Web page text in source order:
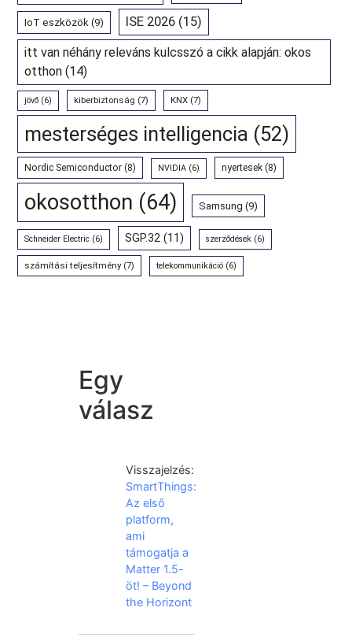
IoT eszközök (9) ISE 2026 (15)
itt van néhány releváns kulcsszó a cikk alapján: okos
otthon (14)
jövő (6) kiberbiztonság (7) KNX (7)
mesterséges intelligencia (52)
Nordic Semiconductor (8) NVIDIA (6) nyertesek (8)
okosotthon (64) Samsung (9)
Schneider Electric (6) SGP.32 (11) szerződések (6)
számítási teljesítmény(7) telekommunikáció (6)
Egy
válasz
Visszajelzés:
SmartThings:
Az első
platform,
ami
támogatja a
Matter 1.5-
öt! – Beyond
the Horizont